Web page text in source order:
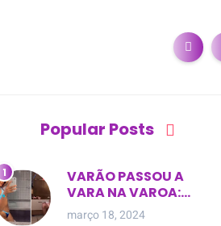
Popular Posts
VARÃO PASSOU A
VARA NA VAROA:
Esposa de pregador
março 18, 2024